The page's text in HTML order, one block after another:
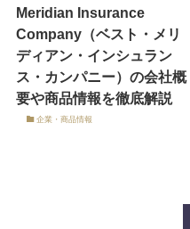
Meridian Insurance
Company（ベスト・メリ
ディアン・インシュラン
ス・カンパニー）の会社概
要や商品情報を徹底解説
企業・商品情報